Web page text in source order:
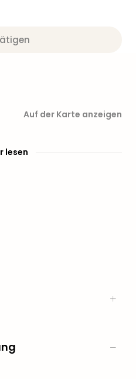
Auf der Karte anzeigen
lesen